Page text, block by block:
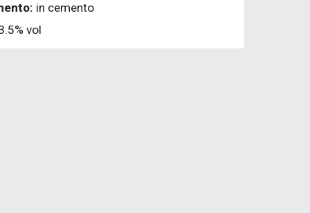
in cemento
vol